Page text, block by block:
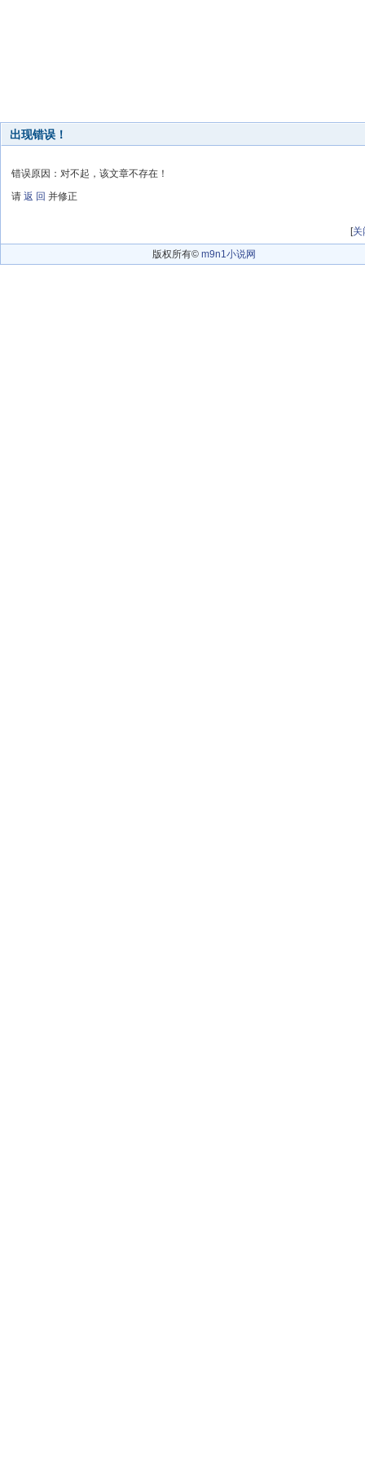
出现错误！
错误原因：对不起，该文章不存在！
请 返 回 并修正
[关
版权所有© m9n1小说网